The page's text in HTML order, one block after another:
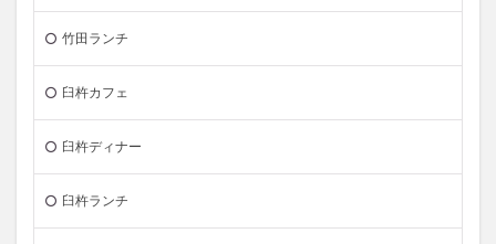
竹田ランチ
臼杵カフェ
臼杵ディナー
臼杵ランチ